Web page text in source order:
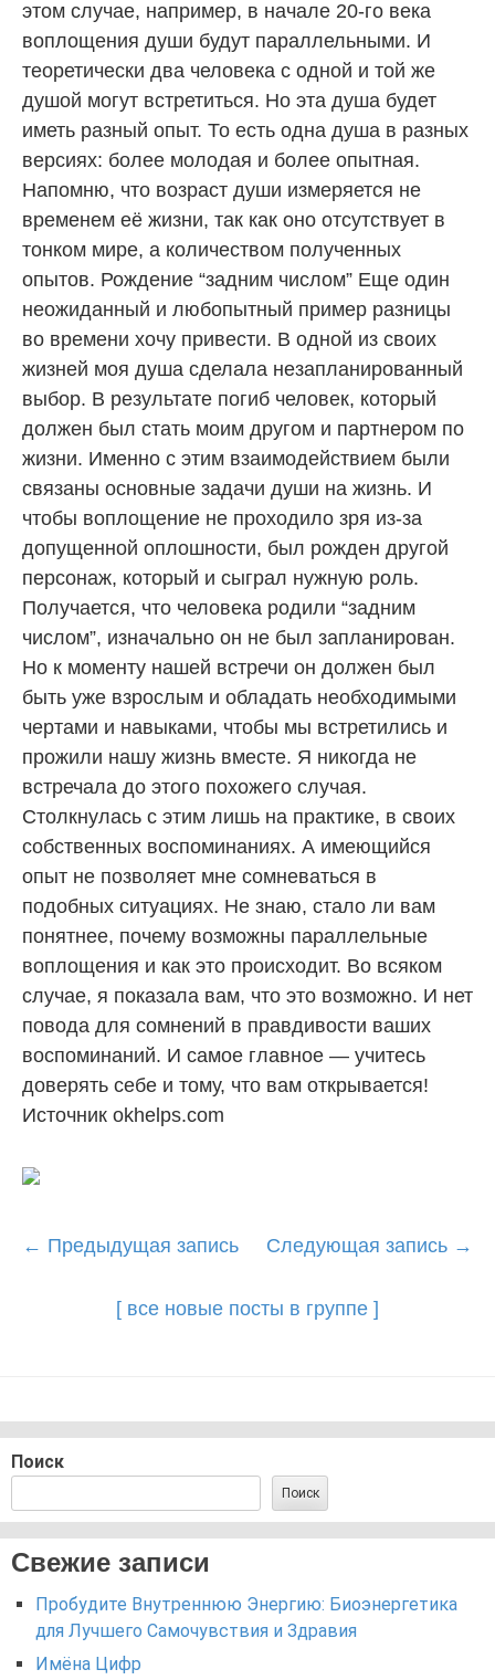
этом случае, например, в начале 20-го века
воплощения души будут параллельными. И
теоретически два человека с одной и той же
душой могут встретиться. Но эта душа будет
иметь разный опыт. То есть одна душа в разных
версиях: более молодая и более опытная.
Напомню, что возраст души измеряется не
временем её жизни, так как оно отсутствует в
тонком мире, а количеством полученных
опытов. Рождение “задним числом” Еще один
неожиданный и любопытный пример разницы
во времени хочу привести. В одной из своих
жизней моя душа сделала незапланированный
выбор. В результате погиб человек, который
должен был стать моим другом и партнером по
жизни. Именно с этим взаимодействием были
связаны основные задачи души на жизнь. И
чтобы воплощение не проходило зря из-за
допущенной оплошности, был рожден другой
персонаж, который и сыграл нужную роль.
Получается, что человека родили “задним
числом”, изначально он не был запланирован.
Но к моменту нашей встречи он должен был
быть уже взрослым и обладать необходимыми
чертами и навыками, чтобы мы встретились и
прожили нашу жизнь вместе. Я никогда не
встречала до этого похожего случая.
Столкнулась с этим лишь на практике, в своих
собственных воспоминаниях. А имеющийся
опыт не позволяет мне сомневаться в
подобных ситуациях. Не знаю, стало ли вам
понятнее, почему возможны параллельные
воплощения и как это происходит. Во всяком
случае, я показала вам, что это возможно. И нет
повода для сомнений в правдивости ваших
воспоминаний. И самое главное — учитесь
доверять себе и тому, что вам открывается!
Источник okhelps.com
Post
← Предыдущая запись Следующая запись →
[ все новые посты в группе ]
Поиск
Поиск
Свежие записи
Пробудите Внутреннюю Энергию: Биоэнергетика
для Лучшего Самочувствия и Здравия
Имёна Цифр